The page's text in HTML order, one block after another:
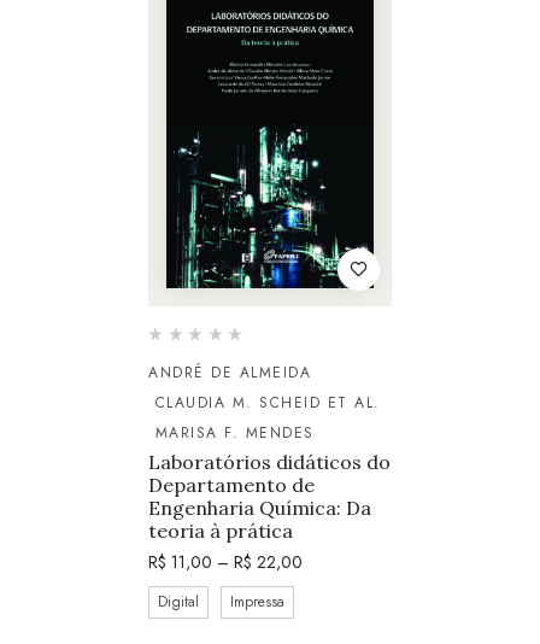
ANDRÉ DE ALMEIDA
CLAUDIA M. SCHEID ET AL.
MARISA F. MENDES
Laboratórios didáticos do
Departamento de
Engenharia Química: Da
teoria à prática
R$ 11,00 – R$ 22,00
Digital Impressa